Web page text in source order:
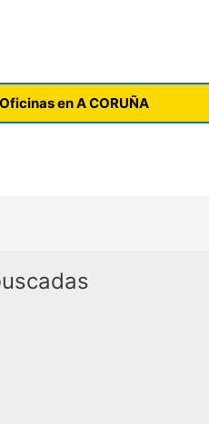
en A CORUÑA